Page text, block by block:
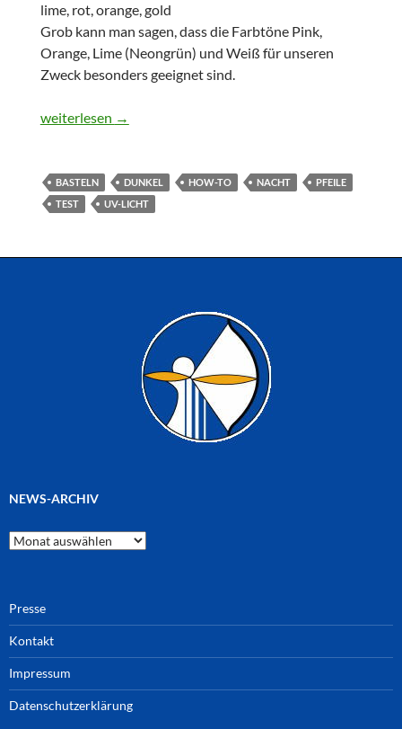
lime, rot, orange, gold
Grob kann man sagen, dass die Farbtöne Pink,
Orange, Lime (Neongrün) und Weiß für unseren
Zweck besonders geeignet sind.
Der perfekte Nachtpfeil
weiterlesen →
BASTELN DUNKEL HOW-TO NACHT
PFEILE
TEST
UV-LICHT
NEWS-ARCHIV
News-
Archiv
Presse
Kontakt
Impressum
Datenschutzerklärung